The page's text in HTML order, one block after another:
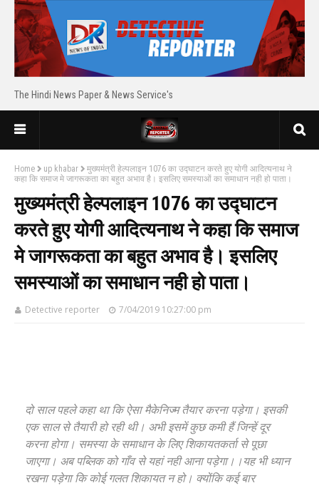
The Hindi News Paper & News Service's
Home up khabar
मुख्यमंत्री हेल्पलाइन 1076 का उद्घाटन करते हुए योगी आदित्यनाथ ने
कहा कि समाज मे जागरूकता का बहुत अभाव है। इसलिए समस्याओं का समाधान नही हो पाता।
मुख्यमंत्री हेल्पलाइन 1076 का उद्घाटन
करते हुए योगी आदित्यनाथ ने कहा कि समाज
मे जागरूकता का बहुत अभाव है। इसलिए
समस्याओं का समाधान नही हो पाता।
Detective reporter 7/04/2019 10:27:00 pm
दो साल पहले कहा था कि ऐसा मैकेनिज्म तैयार करना पड़ेगा। इसकी
एक साल से तैयारी हो रही थी। अभी इसमें कुछ कमी हैं जिन्हें दूर
करना होगा। समस्या के समाधान के लिए शिकायतकर्ता से पूछा
जाएगा। अब पब्लिक को गाँव से यहां नही आना पड़ेगा।।यह भी ध्यान
रखना पड़ेगा कि कोई गलत शिकायत न हो। क्योंकि कई बार